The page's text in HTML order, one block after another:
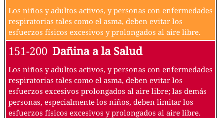
Los niños y adultos activos, y personas con enfermedades
respiratorias tales como el asma, deben evitar los
esfuerzos físicos excesivos y prolongados al aire libre.
151-200 Dañina a la Salud
Los niños y adultos activos, y personas con enfermedades
respiratorias tales como el asma, deben evitar los
esfuerzos excesivos prolongados al aire libre; las demás
personas, especialmente los niños, deben limitar los
esfuerzos físicos excesivos y prolongados al aire libre.